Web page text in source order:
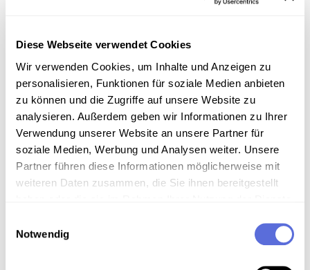
Diese Webseite verwendet Cookies
Wir verwenden Cookies, um Inhalte und Anzeigen zu
personalisieren, Funktionen für soziale Medien anbieten
zu können und die Zugriffe auf unsere Website zu
analysieren. Außerdem geben wir Informationen zu Ihrer
Verwendung unserer Website an unsere Partner für
soziale Medien, Werbung und Analysen weiter. Unsere
Partner führen diese Informationen möglicherweise mit
weiteren Daten zusammen, die Sie ihnen bereitgestellt
Notwendig
©